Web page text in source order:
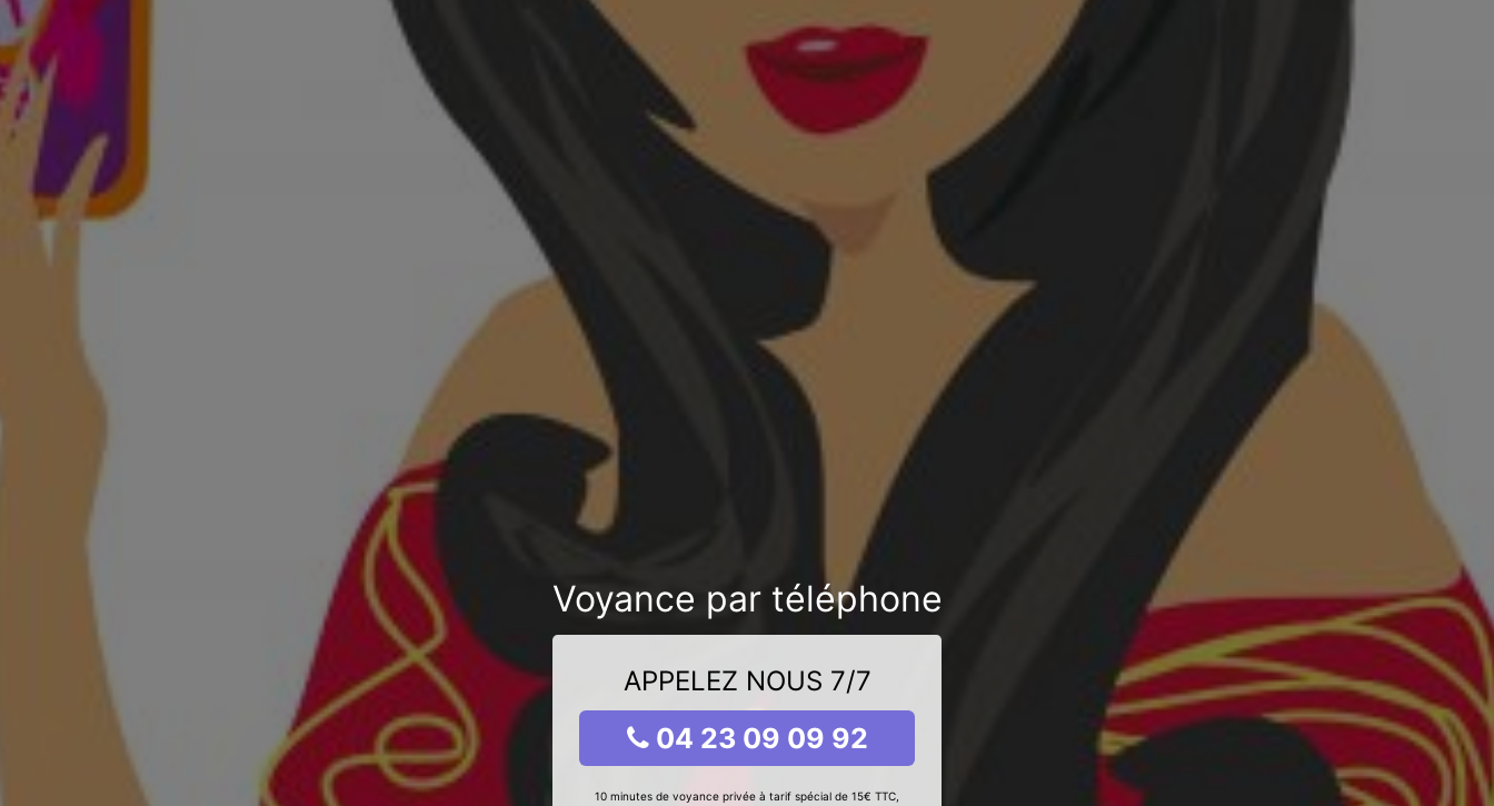
Voyance par téléphone
APPELEZ NOUS 7/7
04 23 09 09 92
10 minutes de voyance privée à tarif spécial de 15€ TTC,